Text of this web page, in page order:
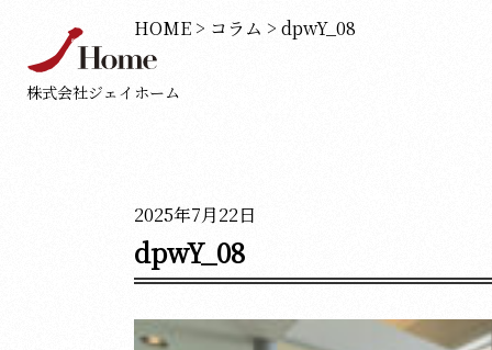
株式会社ジェイホーム
HOME > コラム > dpwY_08
2025年7月22日
dpwY_08